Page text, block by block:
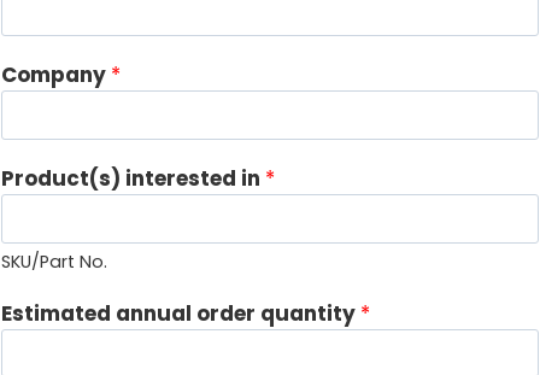
Company *
Product(s) interested in *
SKU/Part No.
*
A
Estimated annual order quantity *